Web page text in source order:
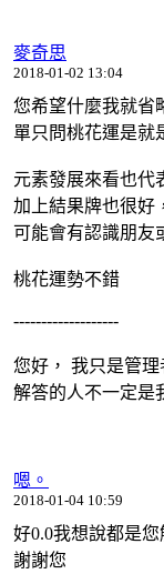
麥奇思
2018-01-02 13:04
您希望什麼我就省
單只問桃花運是就
元素發展來看也代
加上結果牌也很好
可能會有認識朋友
桃花運勢不錯
-------------------
您好， 我只是管理
解答的人不一定是
嗯。
2018-01-04 10:59
好0.0我想說都是
謝謝您